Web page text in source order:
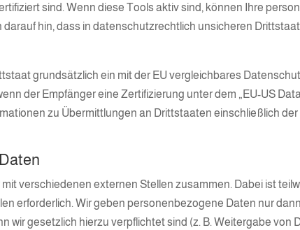
sind. Wenn diese Tools aktiv sind, können Ihre
hin, dass in datenschutzrechtlich unsicheren
grundsätzlich ein mit der EU vergleichbares
der Empfänger eine Zertifizierung unter dem „EU-US
zu Übermittlungen an Drittstaaten einschließlich
verschiedenen externen Stellen zusammen. Dabei ist
erforderlich. Wir geben personenbezogene Daten nur
wir gesetzlich hierzu verpflichtet sind (z. B. Weitergabe von